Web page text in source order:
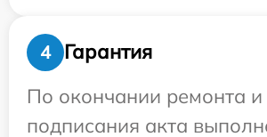
4
Гарантия
По окончании ремонта и
подписания акта